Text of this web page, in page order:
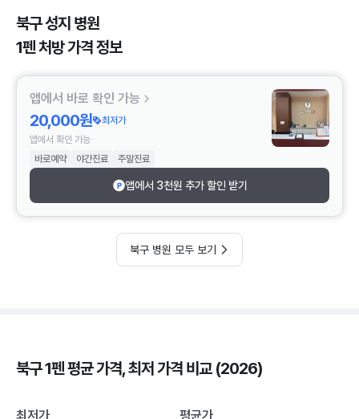
북구 성지 병원
1펜 처방 가격 정보
앱에서 바로 확인 가능
20,000원
최저가
앱에서 확인 가능
바로예약
야간진료 주말진료
앱에서 3천원 추가 할인 받기
북구 병원 모두 보기
북구 1펜 평균 가격, 최저 가격 비교 (2026)
최저가 평균가